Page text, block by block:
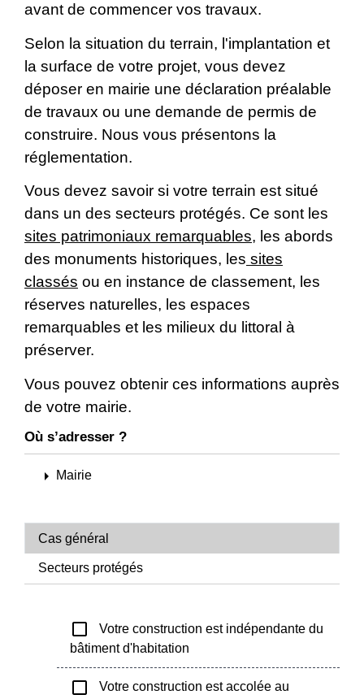
avant de commencer vos travaux.
Selon la situation du terrain, l'implantation et
la surface de votre projet, vous devez
déposer en mairie une déclaration préalable
de travaux ou une demande de permis de
construire. Nous vous présentons la
réglementation.
Vous devez savoir si votre terrain est situé
dans un des secteurs protégés. Ce sont les
sites patrimoniaux remarquables, les abords
des monuments historiques, les sites
classés ou en instance de classement, les
réserves naturelles, les espaces
remarquables et les milieux du littoral à
préserver.
Vous pouvez obtenir ces informations auprès
de votre mairie.
Où s’adresser ?
arrow_right Mairie
Cas général
Secteurs protégés
check_box_outline_blank
Votre construction est indépendante du
bâtiment d'habitation
check_box_outline_blank
Votre construction est accolée au